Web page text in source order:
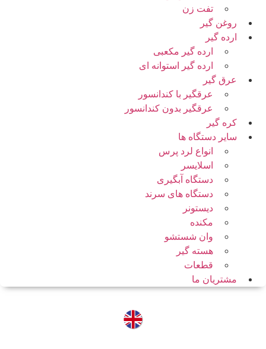
تفت زن
روغن گیر
ارده گیر
ارده گیر مکعبی
ارده گیر استوانه ای
عرق گیر
عرقگیر با کندانسور
عرقگیر بدون کندانسور
کره گیر
سایر دستگاه ها
انواع لرد پرس
اسلایسر
دستگاه آبگیری
دستگاه های سرند
دیستونر
مکنده
وان شستشو
هسته گیر
قطعات
مشتریان ما